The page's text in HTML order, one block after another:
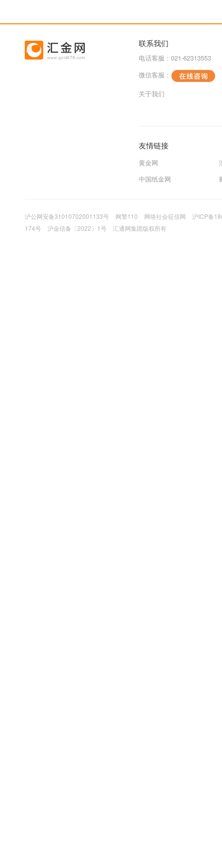
联系我们
电话客服：021-62313553
微信客服：
关于我们
友情链接
黄金网
中国纸金网
沪公网安备31010702001133号 网警110 网络社会征信网
沪ICP备
174号
沪金信备〔2022〕1号 汇通网集团版权所有